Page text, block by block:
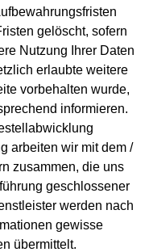
gelöscht, sofern
Nutzung Ihrer Daten
erlaubte weitere
vorbehalten wurde,
informieren.
arbeiten wir mit dem /
zusammen, die uns
geschlossener
werden nach
gewisse
übermittelt.